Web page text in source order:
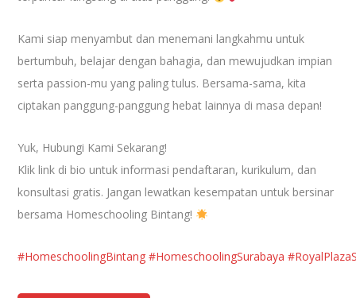
Kami siap menyambut dan menemani langkahmu untuk
bertumbuh, belajar dengan bahagia, dan mewujudkan impian
serta passion-mu yang paling tulus. Bersama-sama, kita
ciptakan panggung-panggung hebat lainnya di masa depan!
Yuk, Hubungi Kami Sekarang!
Klik link di bio untuk informasi pendaftaran, kurikulum, dan
konsultasi gratis. Jangan lewatkan kesempatan untuk bersinar
bersama Homeschooling Bintang!
#HomeschoolingBintang #HomeschoolingSurabaya